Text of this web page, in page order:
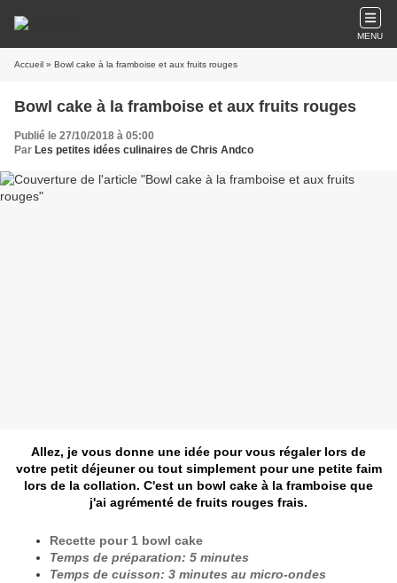
MENU
Accueil » Bowl cake à la framboise et aux fruits rouges
Bowl cake à la framboise et aux fruits rouges
Publié le 27/10/2018 à 05:00
Par Les petites idées culinaires de Chris Andco
Allez, je vous donne une idée pour vous régaler lors de
votre petit déjeuner ou tout simplement pour une petite faim
lors de la collation. C'est un bowl cake à la framboise que
j'ai agrémenté de fruits rouges frais.
Recette pour 1 bowl cake
Temps de préparation: 5 minutes
Temps de cuisson: 3 minutes au micro-ondes